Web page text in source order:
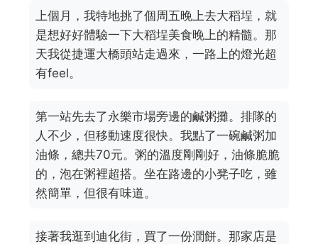
上個月，我特地挑了個周五晚上去大稻埕，就
是想好好體驗一下大稻埕美食晚上的精髓。那
天我從捷運大橋頭站走過來，一路上的燈光超
有feel。
第一站先去了永樂市場旁邊的鹹粥攤。排隊的
人不少，但移動速度很快。我點了一碗鹹粥加
油條，總共70元。粥的溫度剛剛好，油條脆脆
的，泡在粥裡超搭。坐在路邊的小凳子吃，雖
然簡單，但很有味道。
接著我逛到迪化街，買了一份潤餅。那家店是